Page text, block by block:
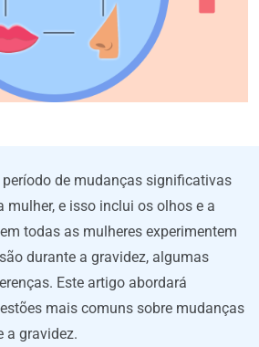
de mudanças significativas
mulher, e isso inclui os olhos e a
todas as mulheres experimentem
durante a gravidez, algumas
Este artigo abordará
mais comuns sobre mudanças
a gravidez.